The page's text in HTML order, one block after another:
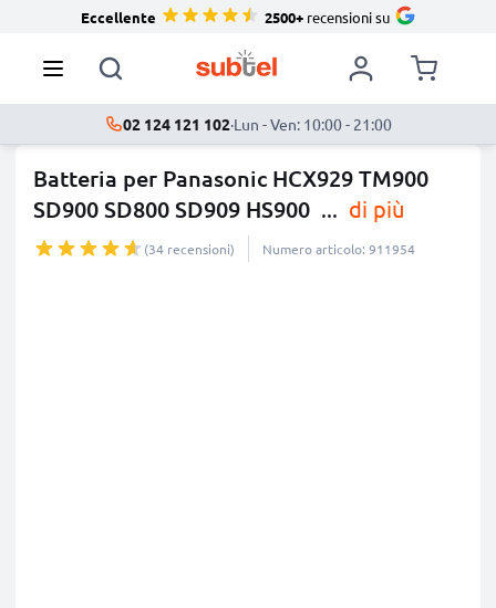
Eccellente 2500+recensioni su
02 124 121 102·Lun - Ven: 10:00 - 21:00
Batteria per Panasonic HCX929 TM900
SD900 SD800 SD909 HS900 ... di più
(34 recensioni) Numero articolo: 911954